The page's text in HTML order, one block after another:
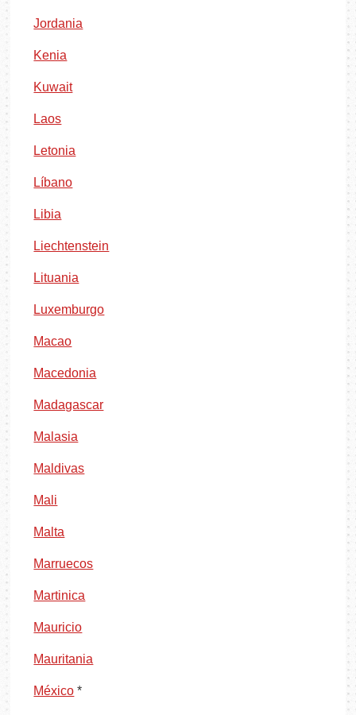
Jordania
Kenia
Kuwait
Laos
Letonia
Líbano
Libia
Liechtenstein
Lituania
Luxemburgo
Macao
Macedonia
Madagascar
Malasia
Maldivas
Mali
Malta
Marruecos
Martinica
Mauricio
Mauritania
México *